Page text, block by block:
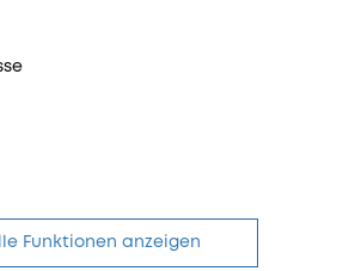
Funktionen anzeigen